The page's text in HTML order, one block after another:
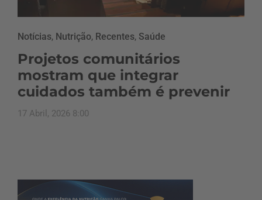
Notícias, Nutrição, Recentes, Saúde
Projetos comunitários
mostram que integrar
cuidados também é prevenir
17 Abril, 2026 8:00